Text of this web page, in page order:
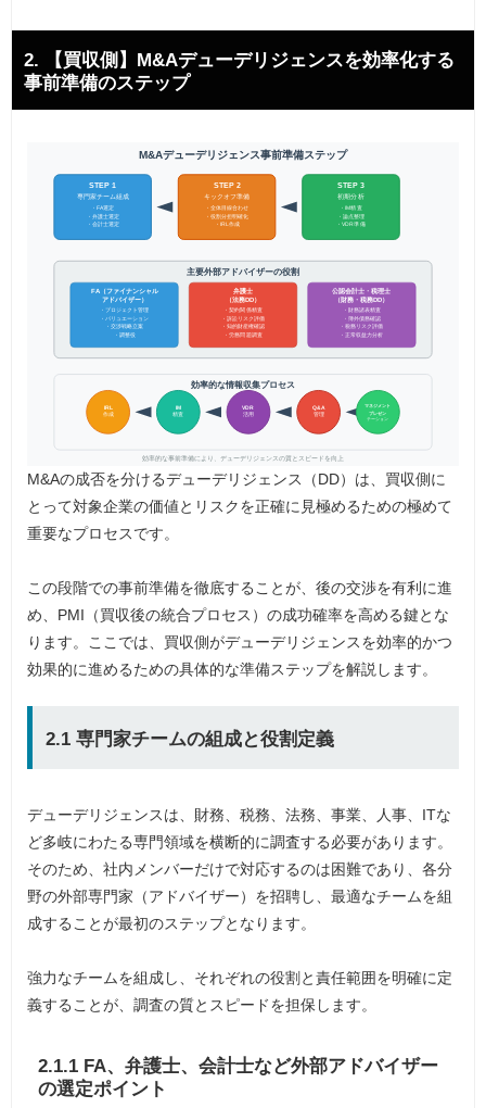
2. 【買収側】M&Aデューデリジェンスを効率化する
事前準備のステップ
M&Aデューデリジェンス事前準備ステップ
STEP 1
専門家チーム組成
・FA選定
・弁護士選定
・会計士選定
STEP 2
キックオフ準備
・全体目線合わせ
・役割分担明確化
・IRL作成
STEP 3
初期分析
・IM精査
・論点整理
・VDR準備
主要外部アドバイザーの役割
FA（ファイナンシャル
アドバイザー）
・プロジェクト管理
・バリュエーション
・交渉戦略立案
・調整役
弁護士
（法務DD）
・契約関係精査
・訴訟リスク評価
・知的財産権確認
・労務問題調査
公認会計士・税理士
（財務・税務DD）
・財務諸表精査
・簿外債務確認
・税務リスク評価
・正常収益力分析
効率的な情報収集プロセス
IRL
作成
IM
精査
VDR
活用
Q&A
管理
マネジメント
プレゼン
テーション
効率的な事前準備により、デューデリジェンスの質とスピードを向上
M&Aの成否を分けるデューデリジェンス（DD）は、買収側に
とって対象企業の価値とリスクを正確に見極めるための極めて
重要なプロセスです。
この段階での事前準備を徹底することが、後の交渉を有利に進
め、PMI（買収後の統合プロセス）の成功確率を高める鍵とな
ります。ここでは、買収側がデューデリジェンスを効率的かつ
効果的に進めるための具体的な準備ステップを解説します。
2.1 専門家チームの組成と役割定義
デューデリジェンスは、財務、税務、法務、事業、人事、ITな
ど多岐にわたる専門領域を横断的に調査する必要があります。
そのため、社内メンバーだけで対応するのは困難であり、各分
野の外部専門家（アドバイザー）を招聘し、最適なチームを組
成することが最初のステップとなります。
強力なチームを組成し、それぞれの役割と責任範囲を明確に定
義することが、調査の質とスピードを担保します。
2.1.1 FA、弁護士、会計士など外部アドバイザー
の選定ポイント